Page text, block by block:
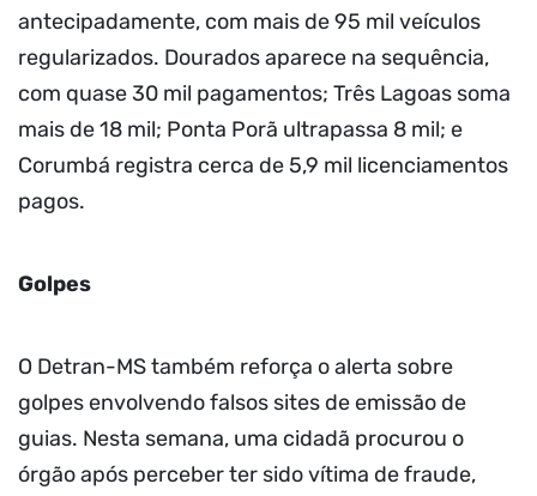
antecipadamente, com mais de 95 mil veículos
regularizados. Dourados aparece na sequência,
com quase 30 mil pagamentos; Três Lagoas soma
mais de 18 mil; Ponta Porã ultrapassa 8 mil; e
Corumbá registra cerca de 5,9 mil licenciamentos
pagos.
Golpes
O Detran-MS também reforça o alerta sobre
golpes envolvendo falsos sites de emissão de
guias. Nesta semana, uma cidadã procurou o
órgão após perceber ter sido vítima de fraude,